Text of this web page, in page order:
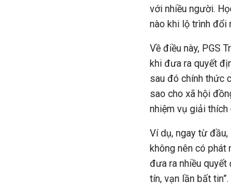
với nhiều người.
nào khi lộ trình đổi
Về điều này, PGS
khi đưa ra quyết
sau đó chính thức
sao cho xã hội
nhiệm vụ giải thích
Ví dụ, ngay từ
không nên có phát
đưa ra nhiều quyết
tín, vạn lần bất